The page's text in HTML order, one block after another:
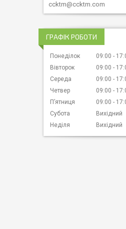
ccktm@ccktm.com
ГРАФІК РОБОТИ
Понеділок 09:00
Вівторок
09:00
Середа
09:00
Четвер
09:00
Пʼятниця
09:00
Субота
Вихідний
Неділя
Вихідний